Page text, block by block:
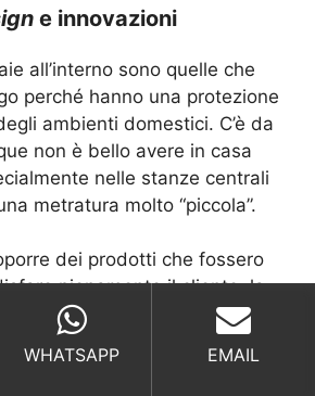
e innovazioni
all’interno sono quelle che
perché hanno una protezione
ambienti domestici. C’è da
non è bello avere in casa
nelle stanze centrali
metratura molto “piccola”.
dei prodotti che fossero
pienamente il cliente, la
di studiare dei modelli che
di avere dei
innovativi e
anche con la piena
WHATSAPP EMAIL